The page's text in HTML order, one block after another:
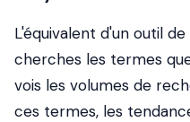
L'équivalent d'un outil
cherches les termes
vois les volumes de
ces termes, les